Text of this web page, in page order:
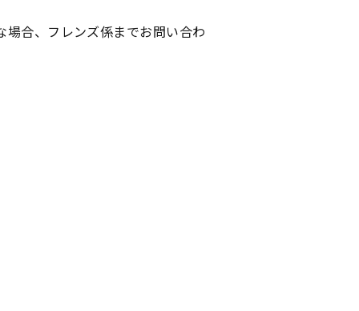
合、フレンズ係までお問い合わ